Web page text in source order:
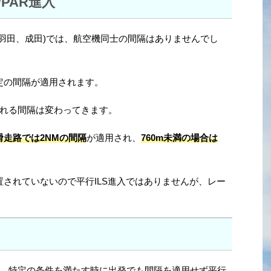
田、成田)では、航空機同士の間隔はありませんでし
間隔が適用されます。
る間隔は変わってきます。
走路では2NMの間隔が適用され、 760m未満の場合は
れていないので平行ILS進入ではありませんが、レー